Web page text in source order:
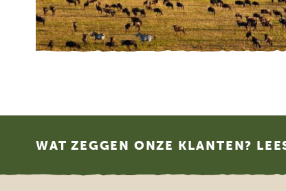
WAT ZEGGEN ONZE KLANTEN?